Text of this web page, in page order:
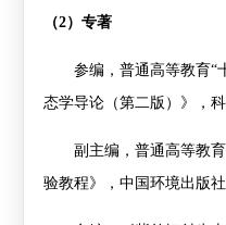
（2）专著
参编，普通高等教育“
态学导论（第二版）》，科
副主编，普通高等教
验教程》，中国环境出版社